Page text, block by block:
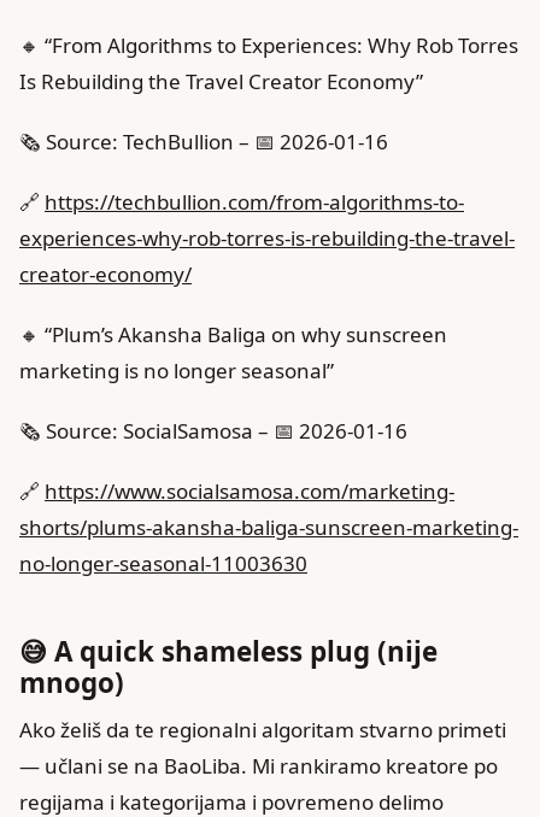
🔸 “From Algorithms to Experiences: Why Rob Torres
Is Rebuilding the Travel Creator Economy”
🗞️ Source: TechBullion – 📅 2026-01-16
🔗 https://techbullion.com/from-algorithms-to-
experiences-why-rob-torres-is-rebuilding-the-travel-
creator-economy/
🔸 “Plum’s Akansha Baliga on why sunscreen
marketing is no longer seasonal”
🗞️ Source: SocialSamosa – 📅 2026-01-16
🔗 https://www.socialsamosa.com/marketing-
shorts/plums-akansha-baliga-sunscreen-marketing-
no-longer-seasonal-11003630
😅 A quick shameless plug (nije
mnogo)
Ako želiš da te regionalni algoritam stvarno primeti
— učlani se na BaoLiba. Mi rankiramo kreatore po
regijama i kategorijama i povremeno delimo